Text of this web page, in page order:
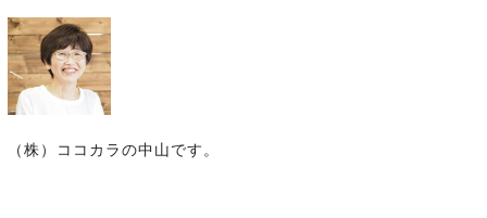
（株）ココカラの中山です。